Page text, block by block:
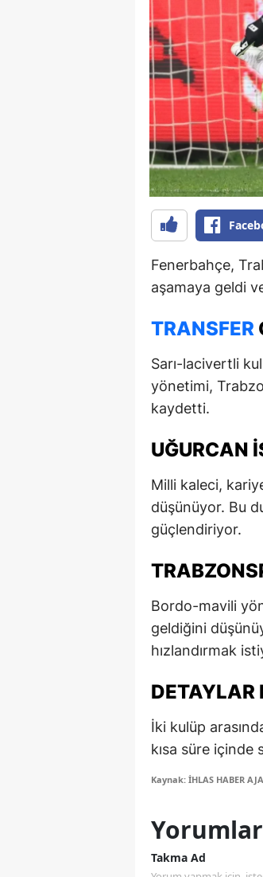
Fenerbahçe,
aşamaya geldi
TRANSFER
Sarı-lacivertli
yönetimi,
kaydetti.
UĞURCAN
Milli kaleci,
düşünüyor. Bu
güçlendiriyor.
Bordo-mavili
geldiğini
hızlandırmak
DETAYLAR
İki kulüp
kısa süre içinde
Kaynak: İHLAS HABER
Yorumlar
Takma Ad